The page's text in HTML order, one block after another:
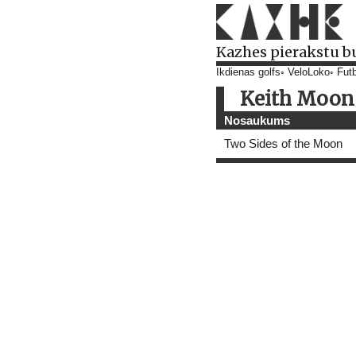
Kazhes pierakstu
Ikdienas golfs VeloLoko
Keith Moon
Nosaukums
Two Sides of the Moon